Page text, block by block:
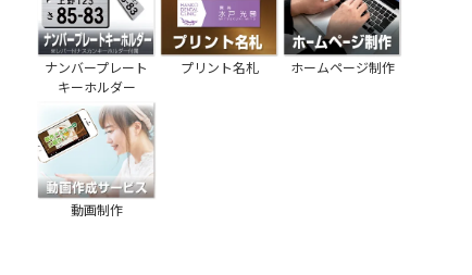
ナンバープレート
キーホルダー
プリント名札 ホームページ制作
動画制作